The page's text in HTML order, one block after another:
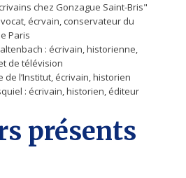
chez Gonzague Saint-Bris"
écrvain, conservateur du
Paris
: écrivain, historienne,
de télévision
de l’Institut, écrivain, historien
: écrivain, historien, éditeur
présents